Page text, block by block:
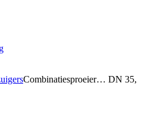
Combinatiesproeier… DN 35,